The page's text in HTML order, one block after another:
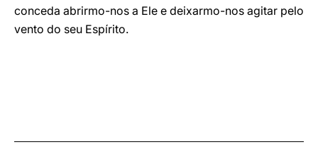
conceda abrirmo-nos a Ele e deixarmo-nos agitar pelo
vento do seu Espírito.